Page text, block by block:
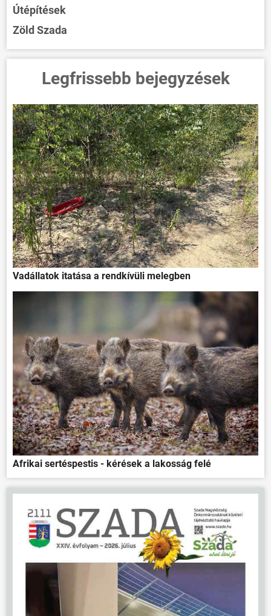
Útépítések
Zöld Szada
Legfrissebb bejegyzések
Vadállatok itatása a rendkívüli melegben
Afrikai sertéspestis - kérések a lakosság felé